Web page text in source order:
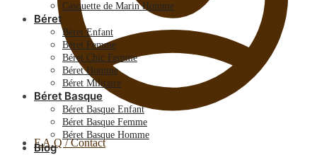
F.A.Q / Contact
Casquette de Marin Homme
Béret
Béret Enfant
Béret Femme
Béret Chic Femme
Béret Homme
Béret Militaire
Béret Basque
Béret Basque Enfant
Béret Basque Femme
Béret Basque Homme
Blog